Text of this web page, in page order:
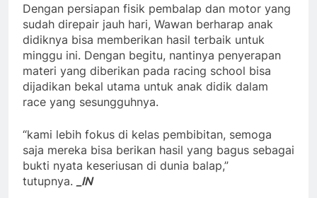
Dengan persiapan fisik pembalap dan motor yang
sudah direpair jauh hari, Wawan berharap anak
didiknya bisa memberikan hasil terbaik untuk
minggu ini. Dengan begitu, nantinya penyerapan
materi yang diberikan pada racing school bisa
dijadikan bekal utama untuk anak didik dalam
race yang sesungguhnya.
“kami lebih fokus di kelas pembibitan, semoga
saja mereka bisa berikan hasil yang bagus sebagai
bukti nyata keseriusan di dunia balap,”
tutupnya.
_IN